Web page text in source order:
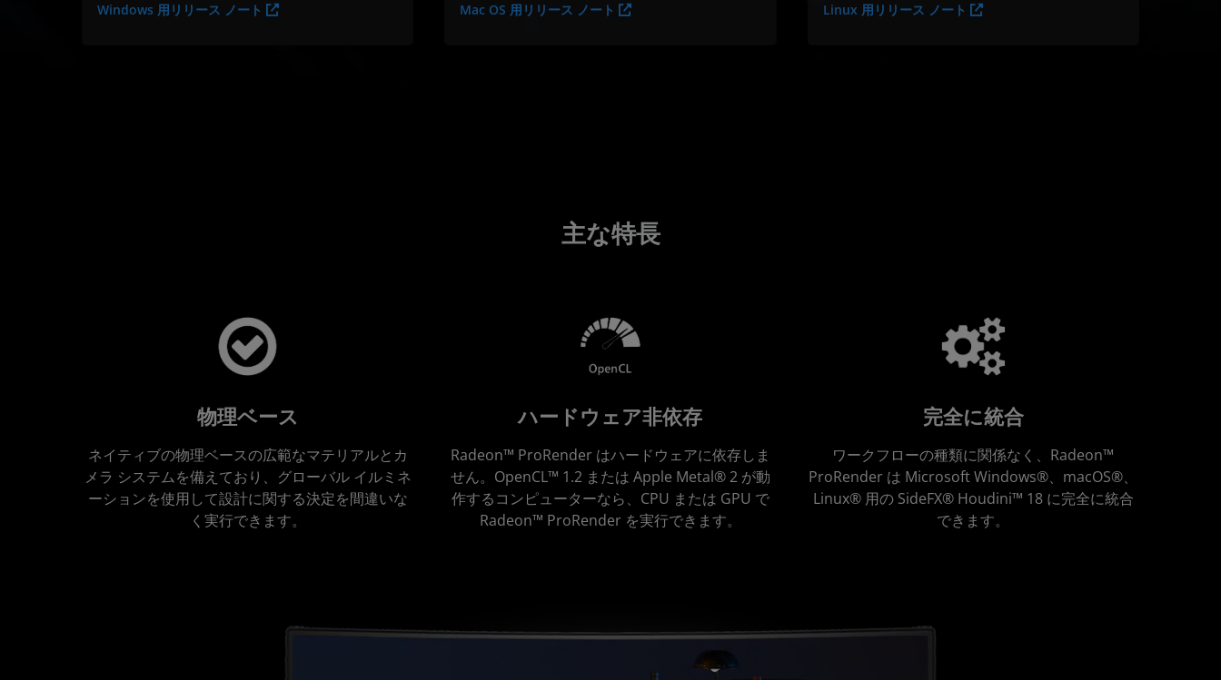
Windows 用リリース ノート
Mac OS 用リリース ノート
Linux 用リリース ノート
主な特長
物理ベース
ネイティブの物理ベースの広範なマテリアルとカ
メラ システムを備えており、グローバル イルミネ
ーションを使用して設計に関する決定を間違いな
く実行できます。
ハードウェア非依存
Radeon™ ProRender はハードウェアに依存しま
せん。OpenCL™ 1.2 または Apple Metal® 2 が動
作するコンピューターなら、CPU または GPU で
Radeon™ ProRender を実行できます。
完全に統合
ワークフローの種類に関係なく、Radeon™
ProRender は Microsoft Windows®、macOS®、
Linux® 用の SideFX® Houdini™ 18 に完全に統合
できます。